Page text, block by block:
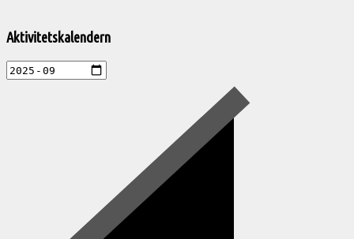
till
aktiviteter
Aktivitetskalendern